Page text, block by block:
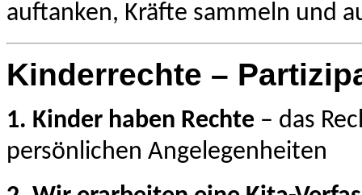
auftanken, Kräfte sammeln und
Kinderrechte –
1. Kinder haben Rechte – das
persönlichen Angelegenheiten